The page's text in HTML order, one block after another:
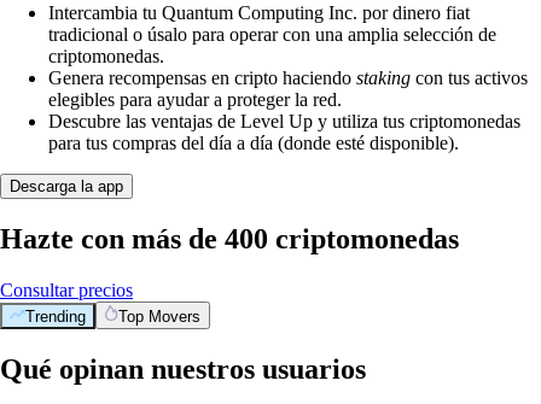
Intercambia tu Quantum Computing Inc. por dinero fiat
tradicional o úsalo para operar con una amplia selección de
criptomonedas.
Genera recompensas en cripto haciendo staking con tus activos
elegibles para ayudar a proteger la red.
Descubre las ventajas de Level Up y utiliza tus criptomonedas
para tus compras del día a día (donde esté disponible).
Descarga la app
Hazte con más de 400 criptomonedas
Consultar precios
Trending Top Movers
Qué opinan nuestros usuarios